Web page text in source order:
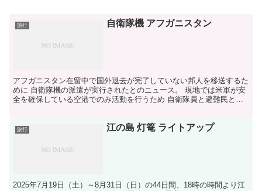
旅行 自衛隊機 アフガニスタン
アフガニスタン在留中で国外退去が完了していない邦人を移送するた
めに 自衛隊機の派遣が実行されたとのニュース。 現地では米軍が安
全を確保している空港でのみ活動を行うため 自衛隊員と避難民とも
旅行 江の島 灯篭 ライトアップ
2025年7月19日（土）～8月31日（日）の44日間、18時の時間より江